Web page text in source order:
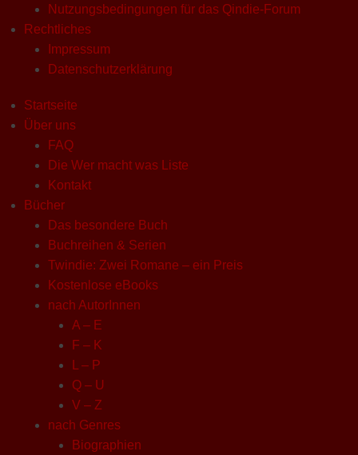
Nutzungsbedingungen für das Qindie-Forum
Rechtliches
Impressum
Datenschutzerklärung
Startseite
Über uns
FAQ
Die Wer macht was Liste
Kontakt
Bücher
Das besondere Buch
Buchreihen & Serien
Twindie: Zwei Romane – ein Preis
Kostenlose eBooks
nach AutorInnen
A – E
F – K
L – P
Q – U
V – Z
nach Genres
Biographien